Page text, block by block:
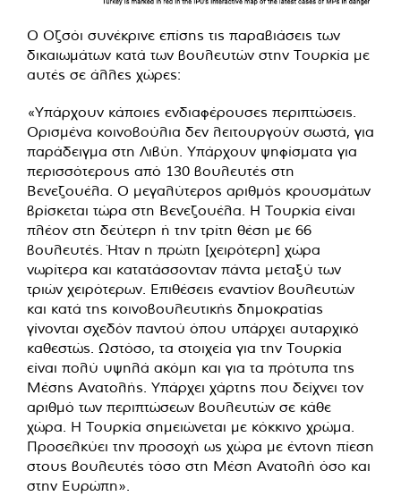
Ο Οζσόι συνέκρινε επίσης τις παραβιάσεις των
δικαιωμάτων κατά των βουλευτών στην Τουρκία με
αυτές σε άλλες χώρες:
«Υπάρχουν κάποιες ενδιαφέρουσες περιπτώσεις.
Ορισμένα κοινοβούλια δεν λειτουργούν σωστά, για
παράδειγμα στη Λιβύη. Υπάρχουν ψηφίσματα για
περισσότερους από 130 βουλευτές στη
Βενεζουέλα. Ο μεγαλύτερος αριθμός κρουσμάτων
βρίσκεται τώρα στη Βενεζουέλα. Η Τουρκία είναι
πλέον στη δεύτερη ή την τρίτη θέση με 66
βουλευτές. Ήταν η πρώτη [χειρότερη] χώρα
νωρίτερα και κατατάσσονταν πάντα μεταξύ των
τριών χειρότερων. Επιθέσεις εναντίον βουλευτών
και κατά της κοινοβουλευτικής δημοκρατίας
γίνονται σχεδόν παντού όπου υπάρχει αυταρχικό
καθεστώς. Ωστόσο, τα στοιχεία για την Τουρκία
είναι πολύ υψηλά ακόμη και για τα πρότυπα της
Μέσης Ανατολής. Υπάρχει χάρτης που δείχνει τον
αριθμό των περιπτώσεων βουλευτών σε κάθε
χώρα. Η Τουρκία σημειώνεται με κόκκινο χρώμα.
Προσελκύει την προσοχή ως χώρα με έντονη πίεση
στους βουλευτές τόσο στη Μέση Ανατολή όσο και
στην Ευρώπη».